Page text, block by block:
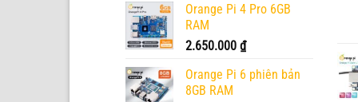
Orange Pi 4 Pro 6GB
RAM
2.650.000 ₫
Orange Pi 6 phiên bản
8GB RAM